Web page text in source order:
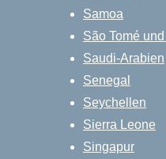
Samoa
São Tomé
Saudi-Arabien
Senegal
Seychellen
Sierra Leone
Singapur